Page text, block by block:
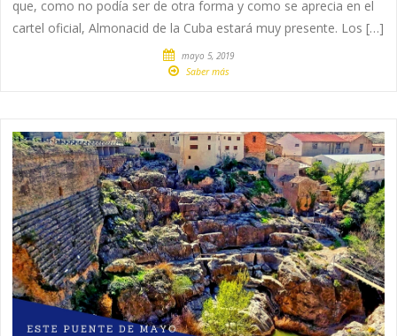
que, como no podía ser de otra forma y como se aprecia en el
cartel oficial, Almonacid de la Cuba estará muy presente. Los […]
mayo 5, 2019
Saber más